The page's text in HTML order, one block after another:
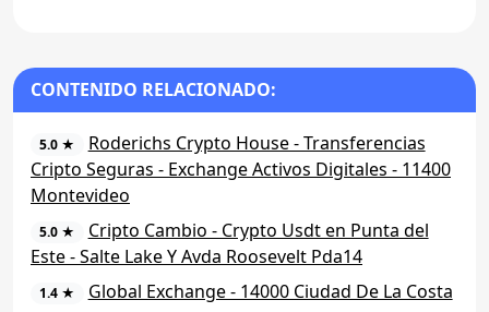
CONTENIDO RELACIONADO:
5.0 ★
Roderichs Crypto House - Transferencias
Cripto Seguras - Exchange Activos Digitales - 11400
Montevideo
5.0 ★
Cripto Cambio - Crypto Usdt en Punta del
Este - Salte Lake Y Avda Roosevelt Pda14
1.4 ★ Global Exchange - 14000 Ciudad De La Costa